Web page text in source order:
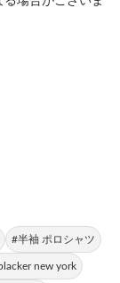
#半袖 ポロシャツ
new york